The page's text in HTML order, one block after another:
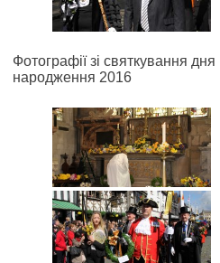
Фотографії зі святкування дня
народження 2016